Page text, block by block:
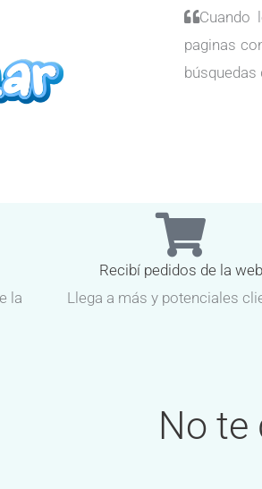
Cuando
paginas
búsquedas
la
Recibí pedidos de la web
Llega a más y potenciales
No te